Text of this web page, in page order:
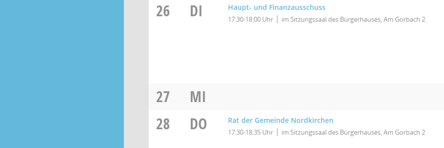
26
DI Haupt- und Finanzausschuss
17:30-18:00 Uhr im Sitzungssaal des Bürgerhauses, Am Gorbach 2
27
MI
28
DO Rat der Gemeinde Nordkirchen
17:30-18:35 Uhr im Sitzungssaal des Bürgerhauses, Am Gorbach 2